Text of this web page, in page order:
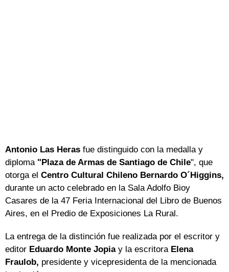
Antonio Las Heras fue distinguido con la medalla y
diploma "Plaza de Armas de Santiago de Chile", que
otorga el Centro Cultural Chileno Bernardo O´Higgins,
durante un acto celebrado en la Sala Adolfo Bioy
Casares de la 47 Feria Internacional del Libro de Buenos
Aires, en el Predio de Exposiciones La Rural.
La entrega de la distinción fue realizada por el escritor y
editor Eduardo Monte Jopiay la escritora Elena
Fraulob, presidente y vicepresidenta de la mencionada